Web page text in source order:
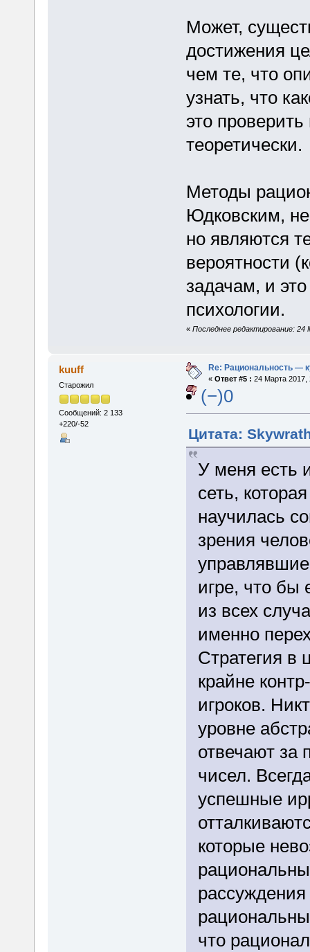
Может,
достижения
чем те, что
узнать, что
это
теоретически.
Методы
Юдковским,
но являются
вероятности
задачам, и
психологии.
« Последнее редактирование:
kuuff
Старожил
Сообщений: 2 133
+220/-52
Re: Рациональность —
« Ответ #5 : 24 Марта 2017,
(−)0
Цитата:
У меня есть
сеть,
научилась
зрения
игре, что бы
из всех
именно
Стратегия в
крайне
игроков.
уровне
отвечают за
чисел.
успешные
которые
что